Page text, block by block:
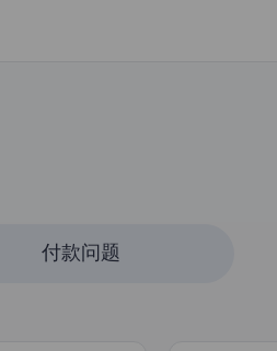
付款问题